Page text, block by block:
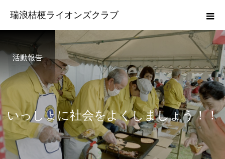
瑞浪桔梗ライオンズクラブ
活動報告
いっしょに社会をよくしましょう！！